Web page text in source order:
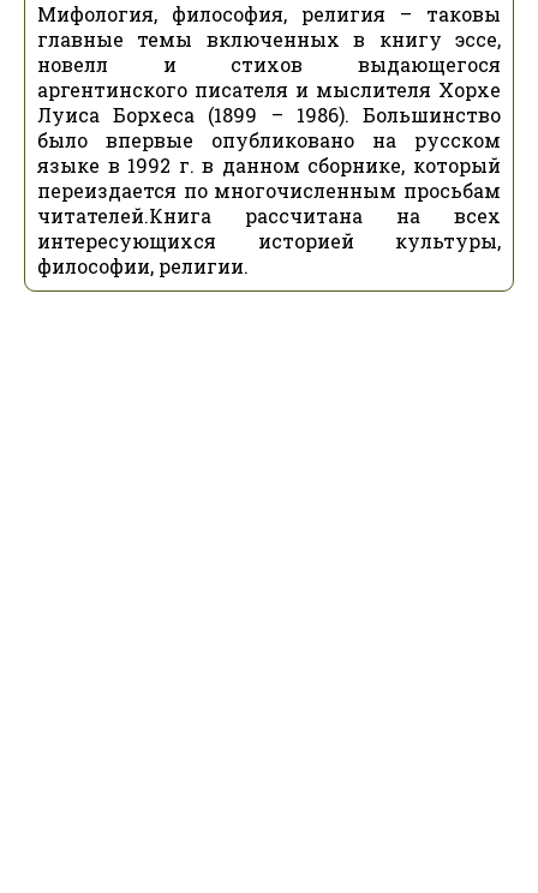
Мифология, философия, религия – таковы
главные темы включенных в книгу эссе,
новелл и стихов выдающегося
аргентинского писателя и мыслителя Хорхе
Луиса Борхеса (1899 – 1986). Большинство
было впервые опубликовано на русском
языке в 1992 г. в данном сборнике, который
переиздается по многочисленным просьбам
читателей.Книга рассчитана на всех
интересующихся историей культуры,
философии, религии.